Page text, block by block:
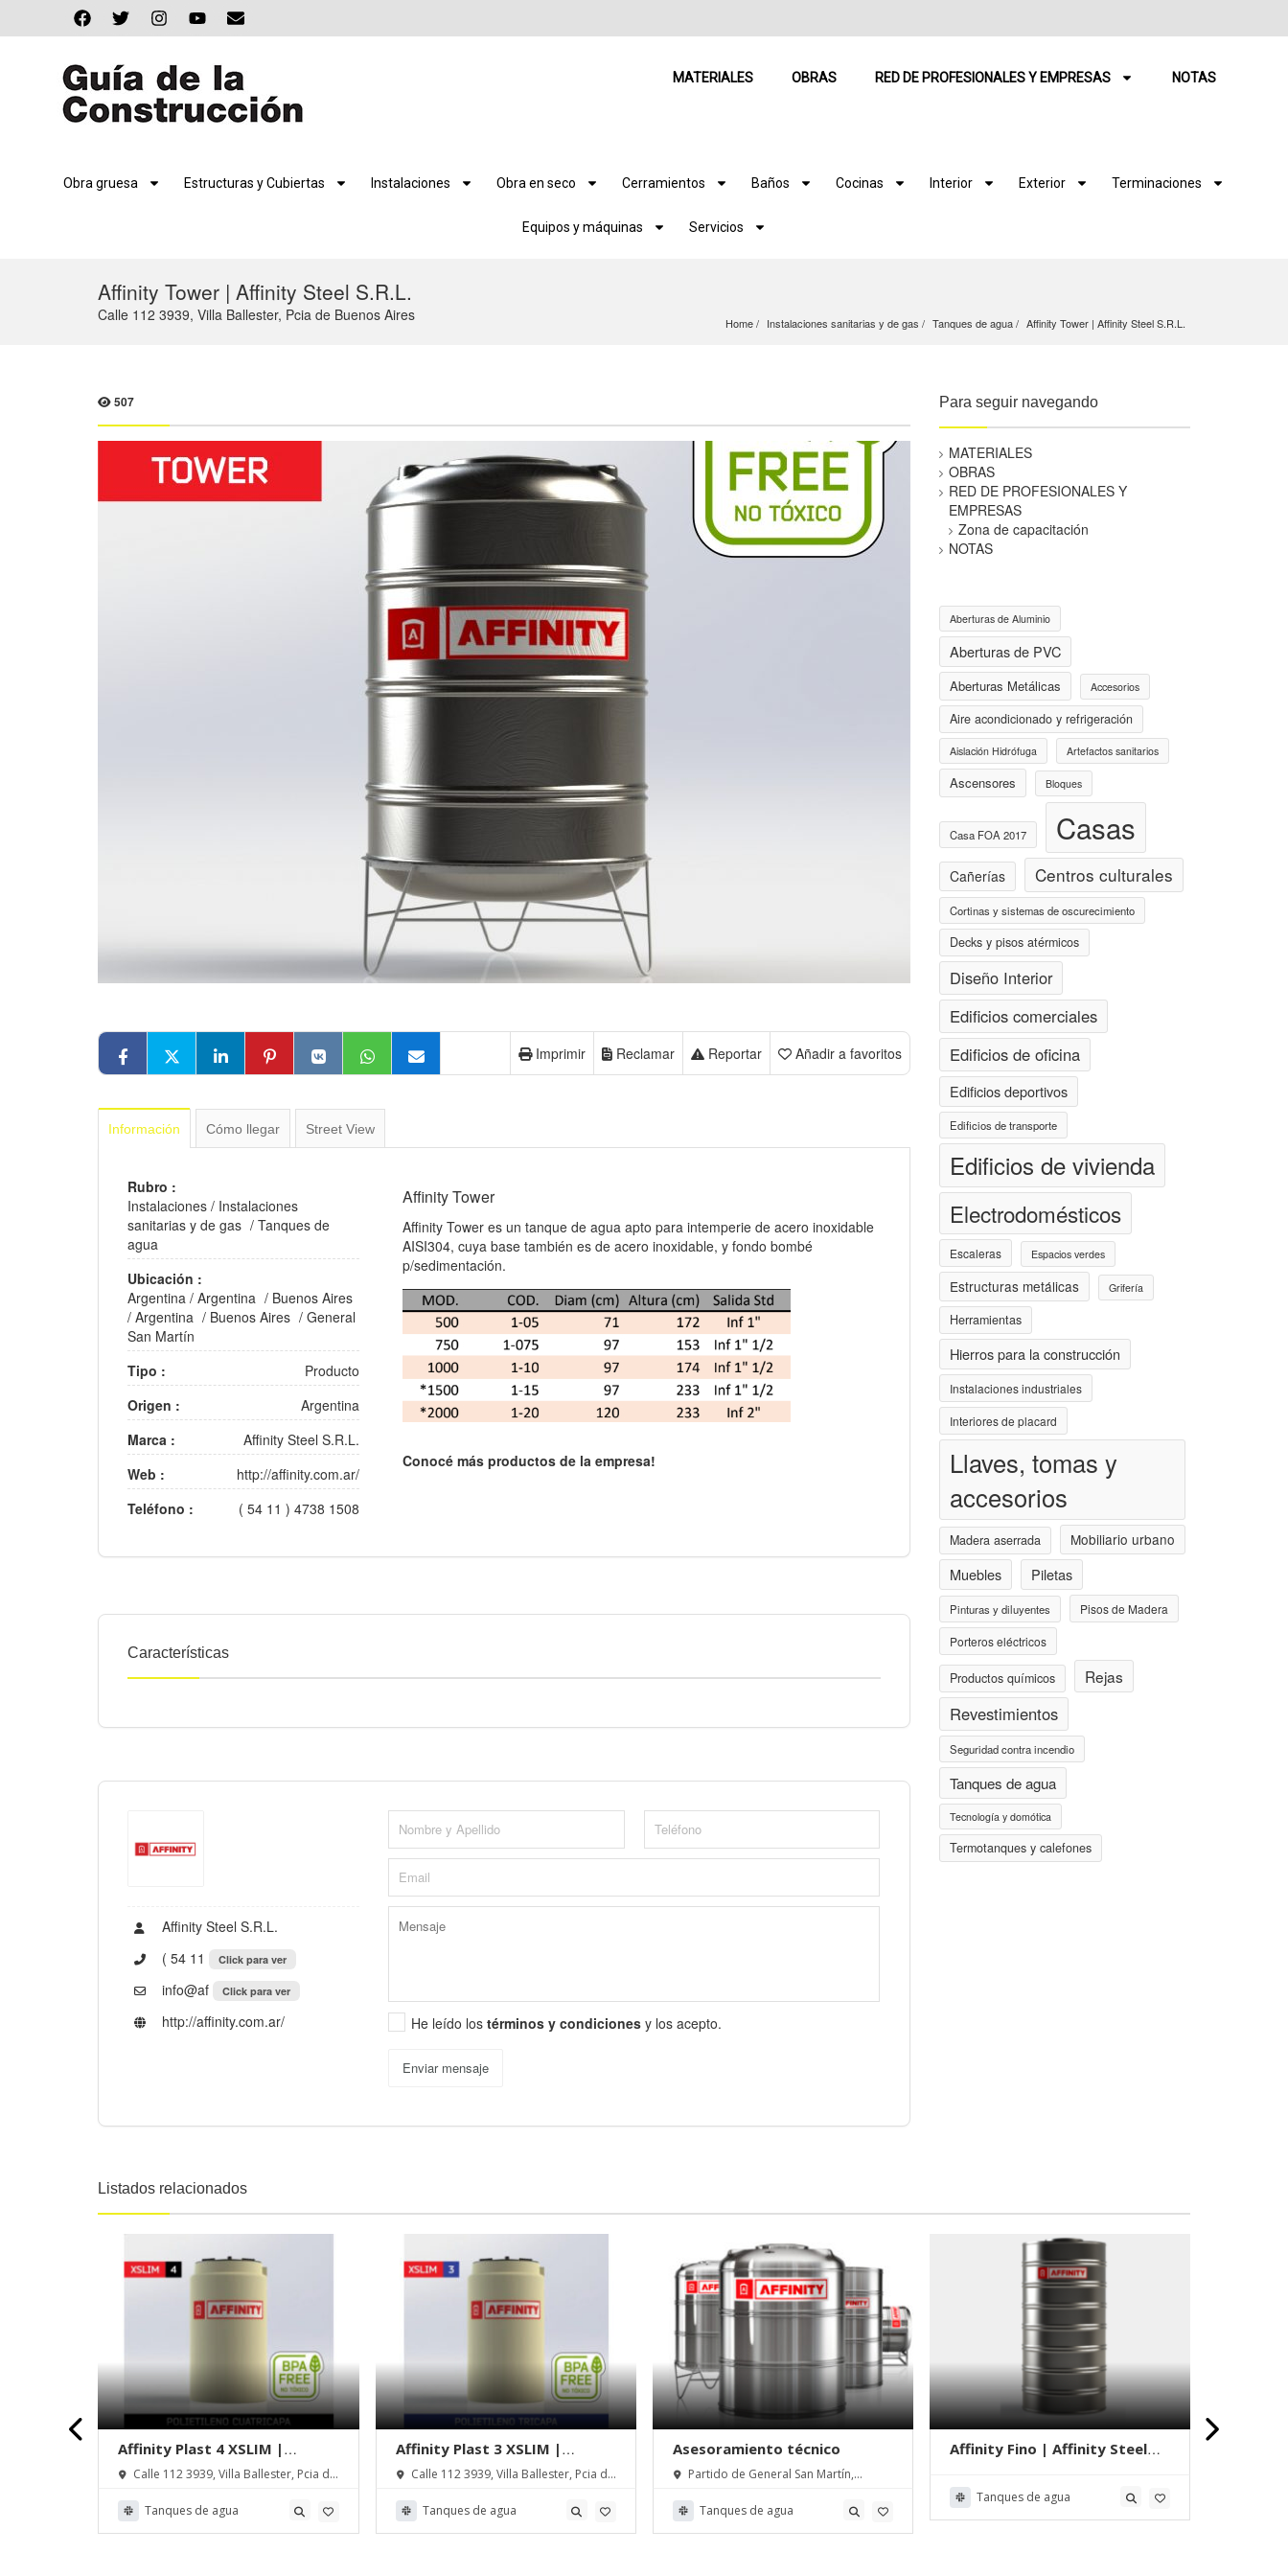
MATERIALES OBRAS RED DE PROFESIONALES Y EMPRESAS NOTAS
Obra gruesa Estructuras y Cubiertas Instalaciones Obra en seco Cerramientos Baños Cocinas Interior Exterior Terminaciones
Equipos y máquinas Servicios
Affinity Tower | Affinity Steel S.R.L.
Calle 112 3939, Villa Ballester, Pcia de Buenos Aires Home Instalaciones sanitarias y de gas Tanques de agua Affinity Tower | Affinity Steel S.R.L.
507
Añadir a favoritos
Reportar
Reclamar
Imprimir
Información Cómo llegar Street View
Rubro :
Instalaciones / Instalaciones
sanitarias y de gas / Tanques de
agua
Ubicación :
Argentina / Argentina / Buenos Aires
/ Argentina / Buenos Aires / General
San Martín
Tipo :
Producto
Origen :
Argentina
Marca :
Affinity Steel S.R.L.
Web :
http://affinity.com.ar/
Teléfono :
( 54 11 ) 4738 1508
Affinity Tower
Affinity Tower es un tanque de agua apto para intemperie de acero inoxidable
AISI304, cuya base también es de acero inoxidable, y fondo bombé
p/sedimentación.
Conocé más productos de la empresa!
Características
Affinity Steel S.R.L.
( 54 11
Click para ver
info@af Click para ver
http://affinity.com.ar/ He leído los términos y condiciones y los acepto.
Enviar mensaje
Para seguir navegando
MATERIALES
OBRAS
RED DE PROFESIONALES Y
EMPRESAS
Zona de capacitación
NOTAS
Aberturas de Aluminio
Aberturas de PVC
Aberturas Metálicas Accesorios
Aire acondicionado y refrigeración
Aislación Hidrófuga Artefactos sanitarios
Ascensores Bloques
Casa FOA 2017 Casas
Cañerías Centros culturales
Cortinas y sistemas de oscurecimiento
Decks y pisos atérmicos
Diseño Interior
Edificios comerciales
Edificios de oficina
Edificios deportivos
Edificios de transporte
Edificios de vivienda
Electrodomésticos
Escaleras Espacios verdes
Estructuras metálicas Grifería
Herramientas
Hierros para la construcción
Instalaciones industriales
Interiores de placard
Llaves, tomas y
accesorios
Madera aserrada Mobiliario urbano
Muebles Piletas
Pinturas y diluyentes
Pisos de Madera
Porteros eléctricos
Productos químicos Rejas
Revestimientos
Seguridad contra incendio
Tanques de agua
Tecnología y domótica
Termotanques y calefones
Listados relacionados
Affinity Plast 4 XSLIM |
Affinity Steel S.R.L.
Calle 112 3939, Villa Ballester, Pcia de
Tanques de agua
Affinity Plast 3 XSLIM |
Affinity Steel S.R.L.
Calle 112 3939, Villa Ballester, Pcia de
Tanques de agua
Asesoramiento técnico
Partido de General San Martín,
Tanques de agua
Affinity Fino | Affinity Steel
Tanques de agua